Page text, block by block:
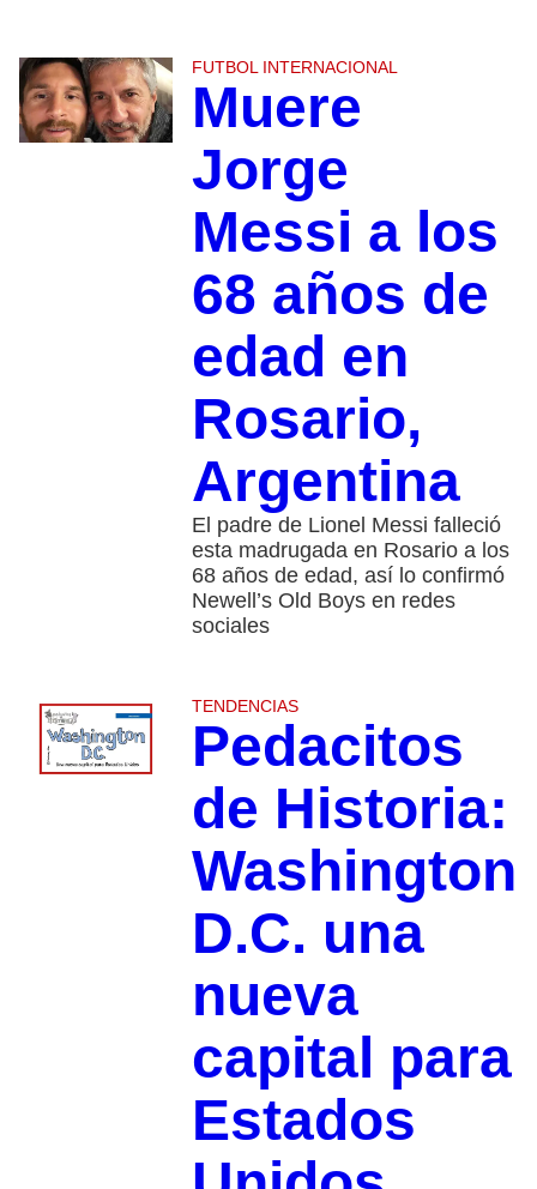
FUTBOL INTERNACIONAL
Muere
Jorge
Messi a los
68 años de
edad en
Rosario,
Argentina
El padre de Lionel Messi falleció
esta madrugada en Rosario a los
68 años de edad, así lo confirmó
Newell’s Old Boys en redes
sociales
TENDENCIAS
Pedacitos
de Historia:
Washington
D.C. una
nueva
capital para
Estados